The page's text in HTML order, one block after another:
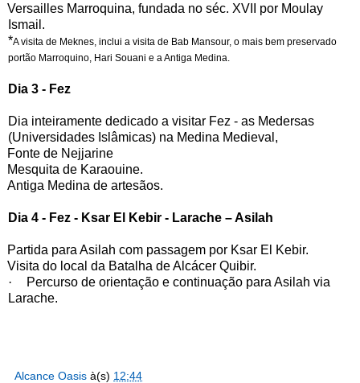
Versailles Marroquina, fundada no séc. XVII por Moulay
Ismail.
*A visita de Meknes, inclui a visita de Bab Mansour, o mais bem preservado
portão Marroquino, Hari Souani e a Antiga Medina.
Dia 3 - Fez
Dia inteiramente dedicado a visitar Fez - as Medersas
(Universidades Islâmicas) na Medina Medieval,
Fonte de Nejjarine
Mesquita de Karaouine.
Antiga Medina de artesãos.
Dia 4 - Fez - Ksar El Kebir - Larache – Asilah
Partida para Asilah com passagem por Ksar El Kebir.
Visita do local da Batalha de Alcácer Quibir.
·
Percurso de orientação e continuação para Asilah via
Larache.
Alcance Oasis à(s) 12:44